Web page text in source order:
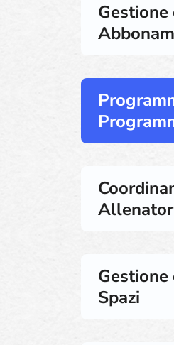
Spazi